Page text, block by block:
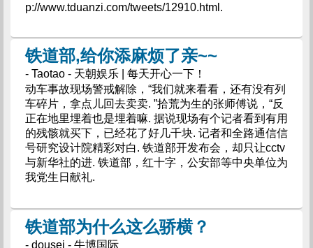
p://www.tduanzi.com/tweets/12910.html.
铁道部,给你添麻烦了亲~~
- Taotao - 天朝娱乐 | 每天开心一下！
动车事故现场警戒解除，“我们就来看看，还有没有列
车碎片，拿点儿回去卖卖. ”拾荒为生的张师傅说，“反
正在地里埋着也是埋着嘛. 据说现场有个记者看到有用
的残骸就买下，已经花了好几千块. 记者和全路通信信
号研究设计院精彩对白. 铁道部开发布会，却只让cctv
与新华社的进. 铁道部，红十字，公安部等中央单位为
我党生日献礼.
铁道部为什么这么骄横？
- dousei - 牛博国际